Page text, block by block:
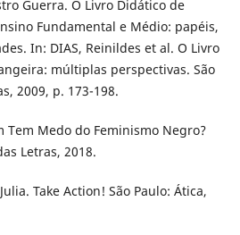
Guerra. O Livro Didático de
Fundamental e Médio: papéis,
In: DIAS, Reinildes et al. O Livro
múltiplas perspectivas. São
2009, p. 173-198.
Tem Medo do Feminismo Negro?
Letras, 2018.
Take Action! São Paulo: Ática,